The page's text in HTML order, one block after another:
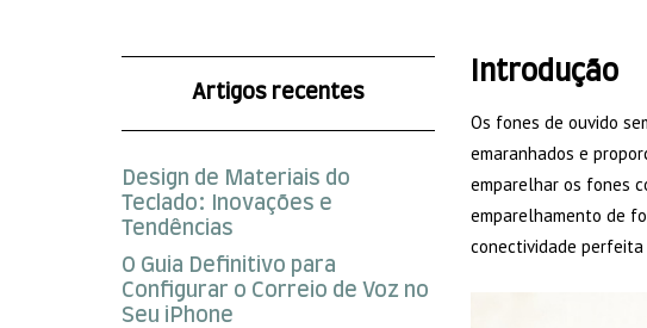
Artigos recentes
Design de Materiais do
Teclado: Inovações e
Tendências
O Guia Definitivo para
Configurar o Correio de Voz no
Seu iPhone
Introdução
Os fones de ouvido
emaranhados e
emparelhar os fones
emparelhamento de
conectividade